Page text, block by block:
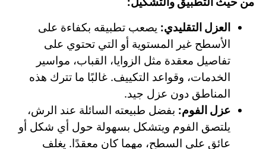
العزل التقليدي: يصعب تطبيقه بكفاءة على
الأسطح غير المستوية أو التي تحتوي على
تفاصيل معقدة مثل الزوايا، القباب، مواسير
الخدمات، وقواعد التكييف. غالبًا ما تترك هذه
المناطق دون عزل جيد.
عزل الفوم: بفضل طبيعته السائلة عند الرش،
يلتصق الفوم ويتشكل بسهولة حول أي شكل أو
عائق على السطح، مهما كان معقدًا. يغلف